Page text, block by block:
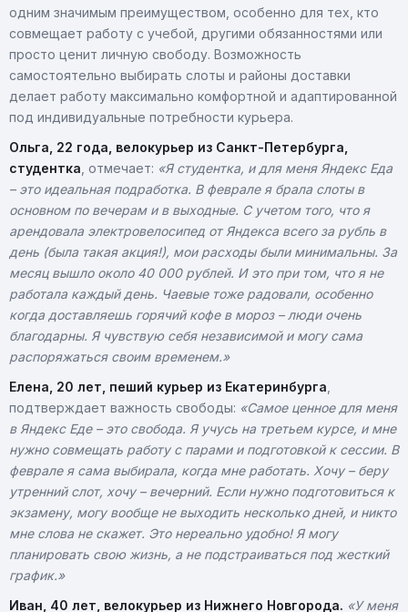
одним значимым преимуществом, особенно для тех, кто
совмещает работу с учебой, другими обязанностями или
просто ценит личную свободу. Возможность
самостоятельно выбирать слоты и районы доставки
делает работу максимально комфортной и адаптированной
под индивидуальные потребности курьера.
Ольга, 22 года, велокурьер из Санкт-Петербурга,
студентка , отмечает: «Я студентка, и для меня Яндекс Еда
– это идеальная подработка. В феврале я брала слоты в
основном по вечерам и в выходные. С учетом того, что я
арендовала электровелосипед от Яндекса всего за рубль в
день (была такая акция!), мои расходы были минимальны. За
месяц вышло около 40 000 рублей. И это при том, что я не
работала каждый день. Чаевые тоже радовали, особенно
когда доставляешь горячий кофе в мороз – люди очень
благодарны. Я чувствую себя независимой и могу сама
распоряжаться своим временем.»
Елена, 20 лет, пеший курьер из Екатеринбурга
подтверждает важность свободы: «Самое ценное для меня
в Яндекс Еде – это свобода. Я учусь на третьем курсе, и мне
нужно совмещать работу с парами и подготовкой к сессии. В
феврале я сама выбирала, когда мне работать. Хочу – беру
утренний слот, хочу – вечерний. Если нужно подготовиться к
экзамену, могу вообще не выходить несколько дней, и никто
мне слова не скажет. Это нереально удобно! Я могу
планировать свою жизнь, а не подстраиваться под жесткий
график.»
Иван, 40 лет, велокурьер из Нижнего Новгорода. «У меня